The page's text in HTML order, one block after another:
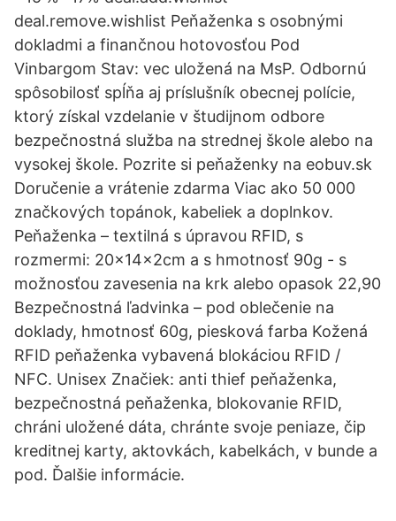
deal.remove.wishlist Peňaženka s osobnými
dokladmi a finančnou hotovosťou Pod
Vinbargom Stav: vec uložená na MsP. Odbornú
spôsobilosť spĺňa aj príslušník obecnej polície,
ktorý získal vzdelanie v študijnom odbore
bezpečnostná služba na strednej škole alebo na
vysokej škole. Pozrite si peňaženky na eobuv.sk
Doručenie a vrátenie zdarma Viac ako 50 000
značkových topánok, kabeliek a doplnkov.
Peňaženka – textilná s úpravou RFID, s
rozmermi: 20×14×2cm a s hmotnosť 90g - s
možnosťou zavesenia na krk alebo opasok 22,90
Bezpečnostná ľadvinka – pod oblečenie na
doklady, hmotnosť 60g, piesková farba Kožená
RFID peňaženka vybavená blokáciou RFID /
NFC. Unisex Značiek: anti thief peňaženka,
bezpečnostná peňaženka, blokovanie RFID,
chráni uložené dáta, chránte svoje peniaze, čip
kreditnej karty, aktovkách, kabelkách, v bunde a
pod. Ďalšie informácie.